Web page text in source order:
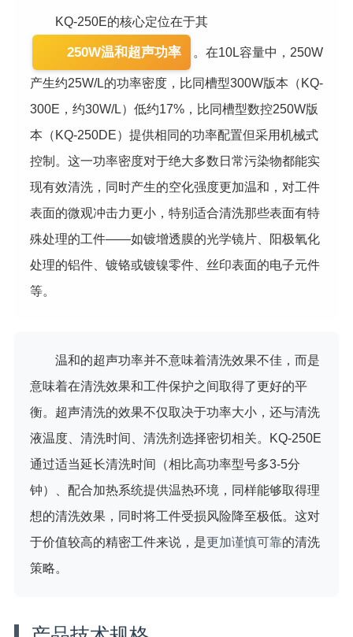
KQ-250E的核心定位在于其
250W温和超声功率 。在10L容量中，250W
产生约25W/L的功率密度，比同槽型300W版本（KQ-
300E，约30W/L）低约17%，比同槽型数控250W版
本（KQ-250DE）提供相同的功率配置但采用机械式
控制。这一功率密度对于绝大多数日常污染物都能实
现有效清洗，同时产生的空化强度更加温和，对工件
表面的微观冲击力更小，特别适合清洗那些表面有特
殊处理的工件——如镀增透膜的光学镜片、阳极氧化
处理的铝件、镀铬或镀镍零件、丝印表面的电子元件
等。
温和的超声功率并不意味着清洗效果不佳，而是
意味着在清洗效果和工件保护之间取得了更好的平
衡。超声清洗的效果不仅取决于功率大小，还与清洗
液温度、清洗时间、清洗剂选择密切相关。KQ-250E
通过适当延长清洗时间（相比高功率型号多3-5分
钟）、配合加热系统提供温热环境，同样能够取得理
想的清洗效果，同时将工件受损风险降至极低。这对
于价值较高的精密工件来说，是更加谨慎可靠的清洗
策略。